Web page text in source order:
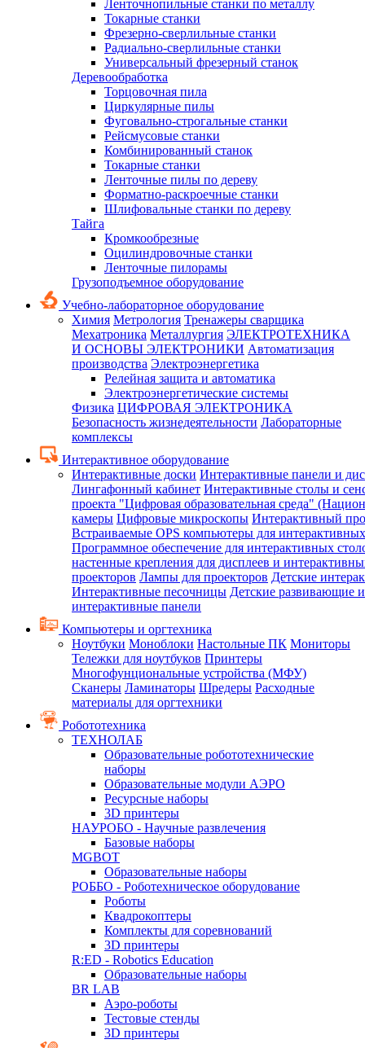
Ленточнопильные станки по металлу
Токарные станки
Фрезерно-сверлильные станки
Радиально-сверлильные станки
Универсальный фрезерный станок
Деревообработка
Торцовочная пила
Циркулярные пилы
Фуговально-строгальные станки
Рейсмусовые станки
Комбинированный станок
Токарные станки
Ленточные пилы по дереву
Форматно-раскроечные станки
Шлифовальные станки по дереву
Тайга
Кромкообрезные
Оцилиндровочные станки
Ленточные пилорамы
Грузоподъемное оборудование
Учебно-лабораторное оборудование
Химия Метрология Тренажеры сварщика
Мехатроника Металлургия ЭЛЕКТРОТЕХНИКА
И ОСНОВЫ ЭЛЕКТРОНИКИ Автоматизация
производства Электроэнергетика
Релейная защита и автоматика
Электроэнергетические системы
Физика ЦИФРОВАЯ ЭЛЕКТРОНИКА
Безопасность жизнедеятельности Лабораторные
комплексы
Интерактивное оборудование
Интерактивные доски Интерактивные панели и
Лингафонный кабинет Интерактивные столы и
проекта "Цифровая образовательная среда"
камеры Цифровые микроскопы Интерактивный
Встраиваемые OPS компьютеры для
Программное обеспечение для интерактивных
настенные крепления для дисплеев и
проекторов Лампы для проекторов Детские
Интерактивные песочницы Детские развивающие
интерактивные панели
Компьютеры и оргтехника
Ноутбуки Моноблоки Настольные ПК Мониторы
Тележки для ноутбуков Принтеры
Многофунциональные устройства (МФУ)
Сканеры Ламинаторы Шредеры Расходные
материалы для оргтехники
Робототехника
ТЕХНОЛАБ
Образовательные робототехнические
наборы
Образовательные модули АЭРО
Ресурсные наборы
3D принтеры
НАУРОБО - Научные развлечения
Базовые наборы
MGBOT
Образовательные наборы
РОББО - Роботехническое оборудование
Роботы
Квадрокоптеры
Комплекты для соревнований
3D принтеры
R:ED - Robotics Education
Образовательные наборы
BR LAB
Аэро-роботы
Тестовые стенды
3D принтеры